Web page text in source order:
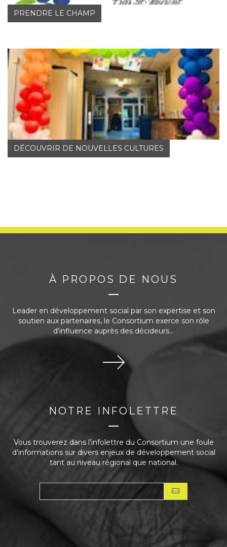
PRENDRE LE CHAMP
DÉCOUVRIR DE NOUVELLES CULTURES
À PROPOS DE NOUS
Leader en développement social par son expertise et son
soutien aux partenaires, le Consortium exerce son rôle
d’influence auprès des décideurs...
NOTRE INFOLETTRE
Vous trouverez dans l’infolettre du Consortium une foule
d’informations sur divers enjeux de développement social
tant au niveau régional que national.